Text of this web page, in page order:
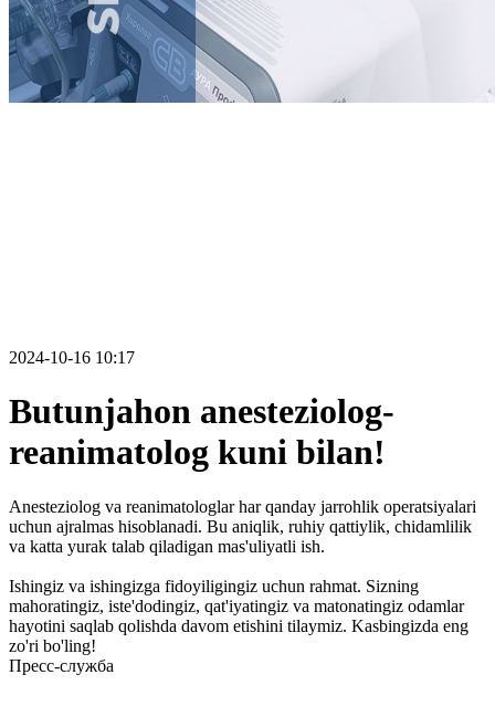
2024-10-16 10:17
Butunjahon anesteziolog-
reanimatolog kuni bilan!
Anesteziolog va reanimatologlar har qanday jarrohlik operatsiyalari
uchun ajralmas hisoblanadi. Bu aniqlik, ruhiy qattiylik, chidamlilik
va katta yurak talab qiladigan mas'uliyatli ish.
Ishingiz va ishingizga fidoyiligingiz uchun rahmat. Sizning
mahoratingiz, iste'dodingiz, qat'iyatingiz va matonatingiz odamlar
hayotini saqlab qolishda davom etishini tilaymiz. Kasbingizda eng
zo'ri bo'ling!
Пресс-служба